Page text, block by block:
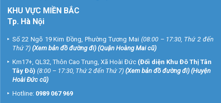
KHU VỰC MIỀN BẮC
Tp. Hà Nội
Số 22 Ngõ 19 Kim Đồng, Phường Tương Mai (08:00 – 17:30, Thứ 2 đến
Thứ 7) (Xem bản đồ đường đi) (Quận Hoàng Mai cũ)
Km17+, QL32, Thôn Cao Trung, Xã Hoài Đức (Đối diện Khu Đô Thị Tân
Tây Đô) (8:00 – 17:30, Thứ 2 đến Thứ 7) (Xem bản đồ đường đi) (Huyện
Hoài Đức cũ)
Hotline: 0989 067 969